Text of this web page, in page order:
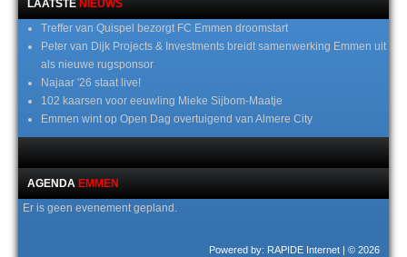
LAATSTE NIEUWS
Treffer van Quispel bezorgt FC Emmen droomstart
Peter van Dijk Projects & Investments breidt samenwerking Emmen uit
als nieuwe rugsponsor
Najaar '26 staat live!
102 kaarsen voor eeuwling Mieke Sijbom-Maatje
Emmen wint op Open Dag overtuigend van Almere City
AGENDA EMMEN
Er is geen evenement gepland.
Powered by: RAPIDE Internet | © 2026